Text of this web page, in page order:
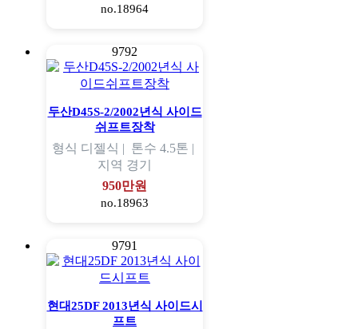
no.18964
9792
두산D45S-2/2002년식 사이드
쉬프트장착
형식 디젤식 | 톤수 4.5톤 |
지역 경기
950만원
no.18963
9791
현대25DF 2013년식 사이드시
프트